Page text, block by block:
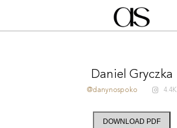
Daniel Gryczka
@danynospoko 4.4K
DOWNLOAD PDF